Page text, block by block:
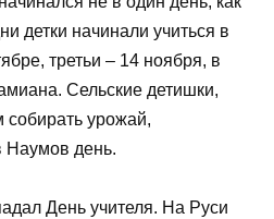
детки начинали учиться в
третьи – 14 ноября, в
Сельские детишки,
урожай,
Наумов день.
День учителя. На Руси